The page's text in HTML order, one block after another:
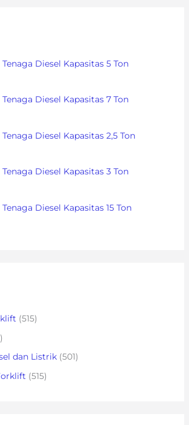
Diesel Kapasitas 5 Ton
Diesel Kapasitas 7 Ton
Diesel Kapasitas 2,5 Ton
Diesel Kapasitas 3 Ton
Diesel Kapasitas 15 Ton
(515)
dan Listrik(501)
(515)